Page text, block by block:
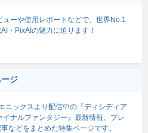
ューや使用レポートなどで、世界No.1
・PixAIの魅力に迫ります！
ジ
ニックスより配信中の『ディシディア
イナルファンタジー』最新情報、プレ
などをまとめた特集ページです。